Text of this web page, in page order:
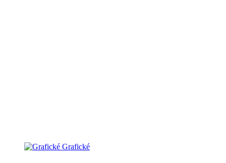
Grafické